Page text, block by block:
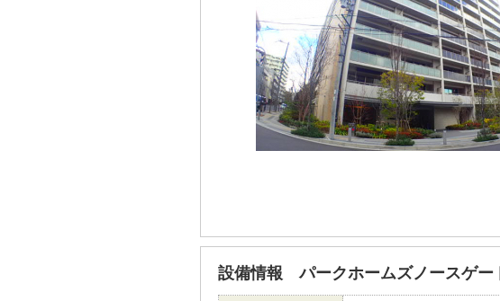
設備情報 パークホームズノースゲー